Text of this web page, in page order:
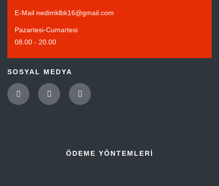
E-Mail nedimklbk16@gmail.com
Pazartesi-Cumartesi
08.00 - 20.00
SOSYAL MEDYA
ÖDEME YÖNTEMLERI